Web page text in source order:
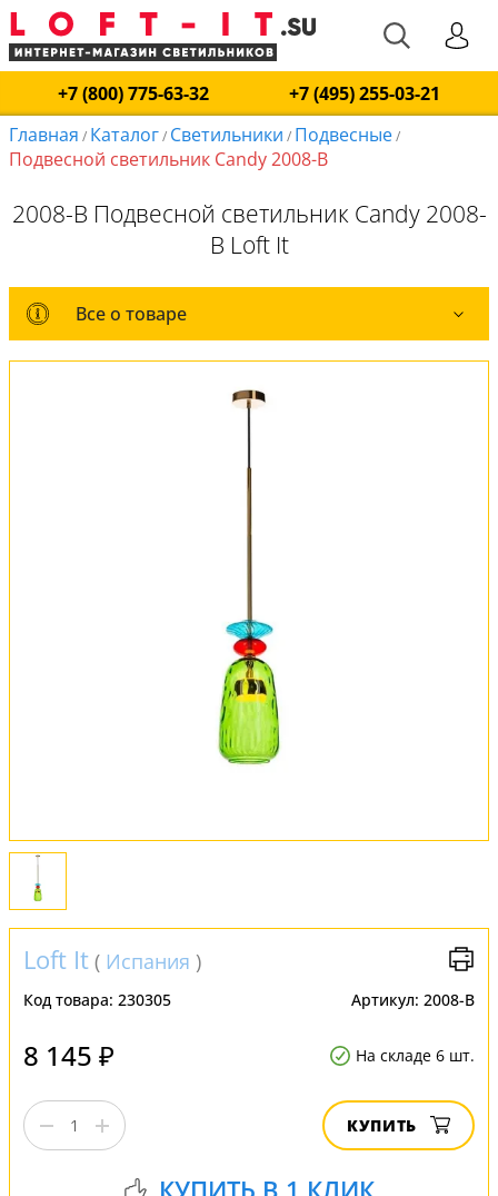
+7 (800) 775-63-32
+7 (495) 255-03-21
Главная / Каталог/ Светильники / Подвесные/
Подвесной светильник Candy 2008-B
2008-B Подвесной светильник Candy 2008-
B Loft It
Все о товаре
Все о товаре
Loft It ( Испания )
Код товара: 230305 Артикул: 2008-B
8 145 ₽ На складе 6 шт.
КУПИТЬ